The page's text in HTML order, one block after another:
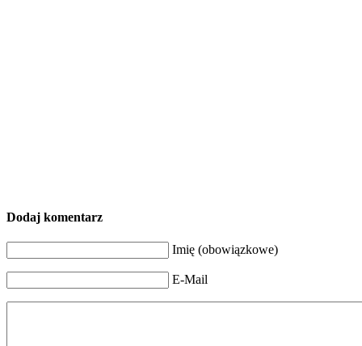
Dodaj komentarz
Imię (obowiązkowe)
E-Mail